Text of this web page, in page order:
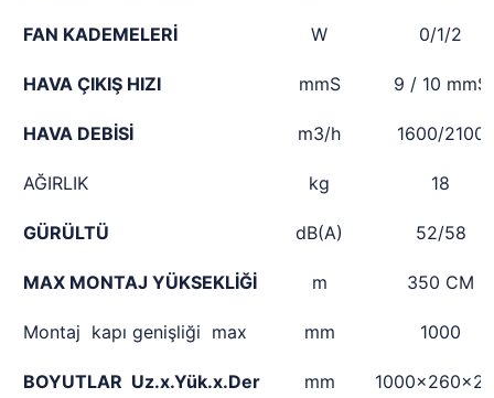
FAN KADEMELERİ W 0/1/2
HAVA ÇIKIŞ HIZI mmS 9 / 10 mmS
HAVA DEBİSİ m3/h 1600/2100
AĞIRLIK kg 18
GÜRÜLTÜ dB(A) 52/58
MAX MONTAJ YÜKSEKLİĞİ m 350 CM
Montaj kapı genişliği max mm 1000
BOYUTLAR Uz.x.Yük.x.Der mm